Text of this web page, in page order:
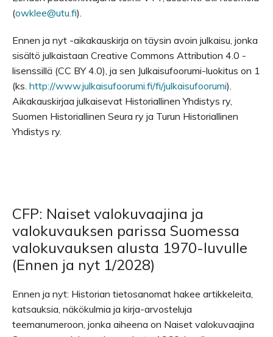
(owklee@utu.fi).
Ennen ja nyt -aikakauskirja on täysin avoin julkaisu, jonka
sisältö julkaistaan Creative Commons Attribution 4.0 -
lisenssillä (CC BY 4.0), ja sen Julkaisufoorumi-luokitus on 1
(ks. http://www.julkaisufoorumi.fi/fi/julkaisufoorumi).
Aikakauskirjaa julkaisevat Historiallinen Yhdistys ry,
Suomen Historiallinen Seura ry ja Turun Historiallinen
Yhdistys ry.
CFP: Naiset valokuvaajina ja
valokuvauksen parissa Suomessa
valokuvauksen alusta 1970-luvulle
(Ennen ja nyt 1/2028)
Ennen ja nyt: Historian tietosanomat hakee artikkeleita,
katsauksia, näkökulmia ja kirja-arvosteluja
teemanumeroon, jonka aiheena on Naiset valokuvaajina